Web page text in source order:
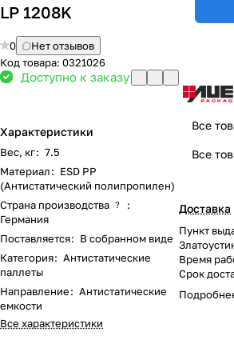
LP 1208K
0
Нет отзывов
Код товара: 0321026
Доступно к заказу
Характеристики
Вес, кг: 7.5
Материал: ESD PP
(Антистатический полипропилен)
Страна производства ?
:
Германия
Поставляется: В собранном виде
Категория: Антистатические
паллеты
Направление: Антистатические
емкости
Все характеристики
Все
Доставка
Пункт
Время
Срок